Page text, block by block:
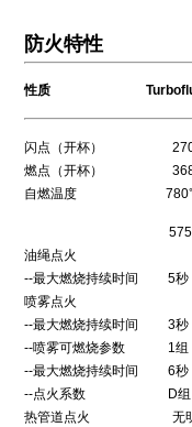
防火特性
性质 Turbofluid
闪点（开杯）
燃点（开杯）
自燃温度
575℃
油绳点火
--最大燃烧持续时间 5秒
喷雾点火
--最大燃烧持续时
--喷雾可燃烧参
--最大燃烧持续时
--点火系数 D
热管道点火 无明火